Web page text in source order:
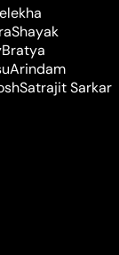
Shayak
Bratya
Arindam
Satrajit Sarkar